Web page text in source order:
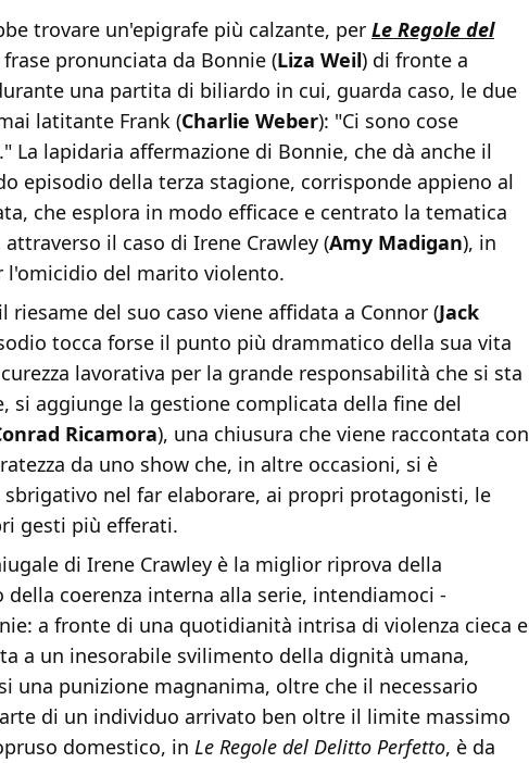
trovare un'epigrafe più calzante, per Le Regole del
pronunciata da Bonnie (Liza Weil) di fronte a
una partita di biliardo in cui, guarda caso, le due
latitante Frank (Charlie Weber): "Ci sono cose
La lapidaria affermazione di Bonnie, che dà anche il
episodio della terza stagione, corrisponde appieno al
che esplora in modo efficace e centrato la tematica
il caso di Irene Crawley (Amy Madigan), in
l'omicidio del marito violento.
riesame del suo caso viene affidata a Connor (Jack
tocca forse il punto più drammatico della sua vita
lavorativa per la grande responsabilità che si sta
si aggiunge la gestione complicata della fine del
Ricamora), una chiusura che viene raccontata con
da uno show che, in altre occasioni, si è
nel far elaborare, ai propri protagonisti, le
gesti più efferati.
di Irene Crawley è la miglior riprova della
coerenza interna alla serie, intendiamoci -
a fronte di una quotidianità intrisa di violenza cieca e
a un inesorabile svilimento della dignità umana,
una punizione magnanima, oltre che il necessario
di un individuo arrivato ben oltre il limite massimo
domestico, in Le Regole del Delitto Perfetto, è da